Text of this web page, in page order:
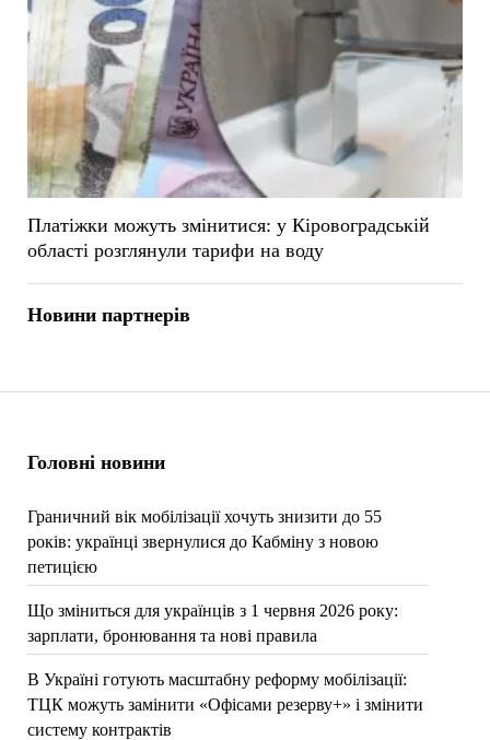
Головні новини
Граничний вік мобілізації хочуть знизити до 55
років: українці звернулися до Кабміну з новою
петицією
Що зміниться для українців з 1 червня 2026 року:
зарплати, бронювання та нові правила
В Україні готують масштабну реформу мобілізації:
ТЦК можуть замінити «Офісами резерву+» і змінити
систему контрактів
Платіжки можуть змінитися: у Кіровоградській
області розглянули тарифи на воду
Новини партнерів